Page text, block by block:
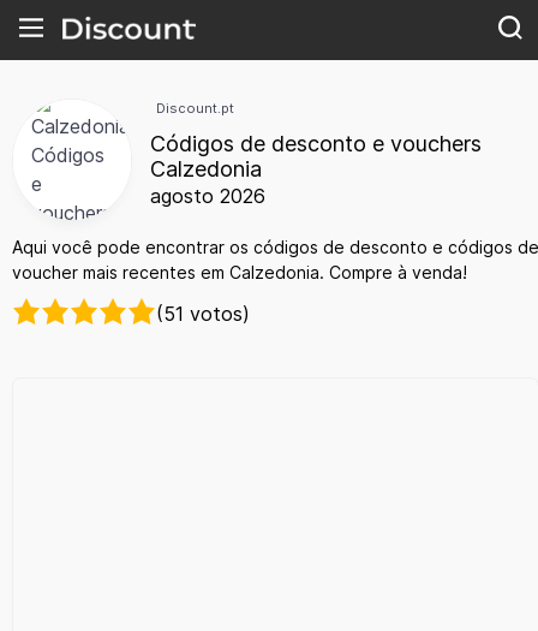
Discount.pt
Códigos de desconto e vouchers
Calzedonia
agosto 2026
Aqui você pode encontrar os códigos de desconto e códigos de
voucher mais recentes em Calzedonia. Compre à venda!
(51 votos)